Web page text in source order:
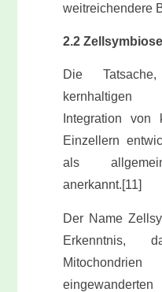
weitreichendere
2.2 Zellsymbiose
Die
kernhaltigen
Integration von
Einzellern
als
anerkannt.[11]
Der Name
Erkenntnis,